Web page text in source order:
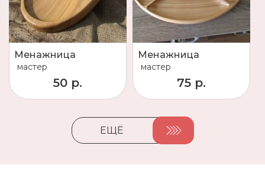
Менажница
мастер
50 р.
Менажница
мастер
75 р.
ЕЩЁ